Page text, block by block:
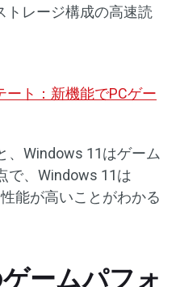
トレージ構成の高速読
ート：新機能でPCゲー
、Windows 11はゲーム
で、Windows 11は
能が高いことがわかる
ームパフォ